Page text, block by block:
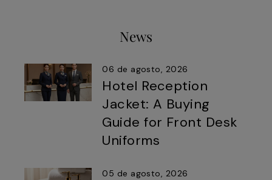
News
06 de agosto, 2026
Hotel Reception
Jacket: A Buying
Guide for Front Desk
Uniforms
05 de agosto, 2026